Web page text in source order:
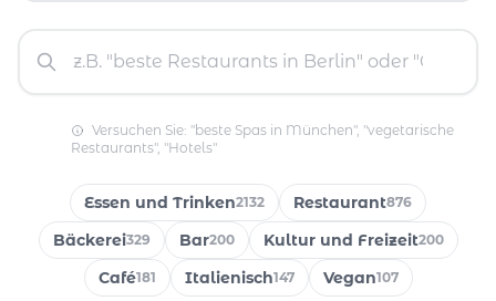
Versuchen Sie: "beste Spas in München", "vegetarische
Restaurants", "Hotels"
Essen und Trinken2132 Restaurant876
Bäckerei329 Bar200 Kultur und Freizeit200
Café181 Italienisch147 Vegan107